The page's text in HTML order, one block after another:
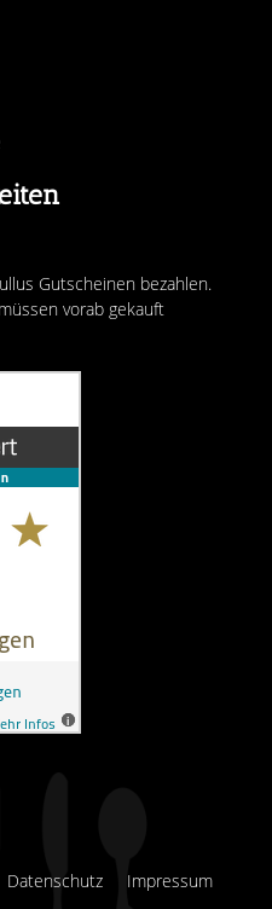
Gutscheinen bezahlen.
vorab gekauft
Datenschutz Impressum